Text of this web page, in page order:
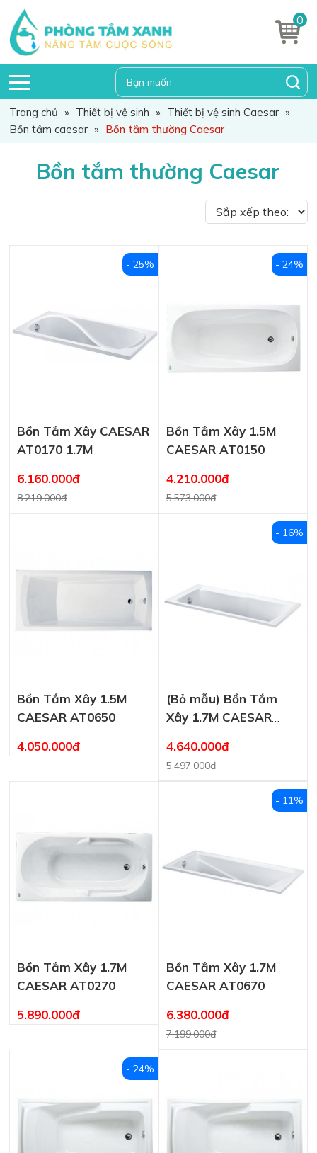
0
Trang chủ » Thiết bị vệ sinh » Thiết bị vệ sinh Caesar »
Bồn tắm caesar » Bồn tắm thường Caesar
Bồn tắm thường Caesar
Bồn Tắm Xây CAESAR
AT0170 1.7M
6.160.000đ
8.219.000đ
- 25%
Bồn Tắm Xây 1.5M
CAESAR AT0150
4.210.000đ
5.573.000đ
- 24%
Bồn Tắm Xây 1.5M
CAESAR AT0650
4.050.000đ
(Bỏ mẫu) Bồn Tắm
Xây 1.7M CAESAR
4.640.000đ
5.497.000đ
- 16%
Bồn Tắm Xây 1.7M
CAESAR AT0270
5.890.000đ
Bồn Tắm Xây 1.7M
CAESAR AT0670
6.380.000đ
7.199.000đ
- 11%
- 24%